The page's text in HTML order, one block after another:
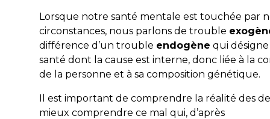
Lorsque notre santé mentale est touchée par
circonstances, nous parlons de trouble
différence d’un trouble endogène qui
santé dont la cause est interne, donc liée à la
de la personne et à sa composition génétique.
Il est important de comprendre la réalité des
mieux comprendre ce mal qui, d’après